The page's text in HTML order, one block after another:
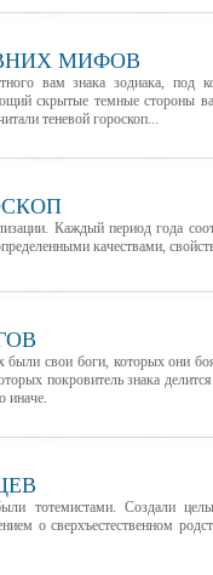
МИФОВ
вам знака зодиака, под
скрытые темные стороны
теневой гороскоп...
Каждый период года
качествами,
свои боги, которых они
покровитель знака
иначе.
тотемистами. Создали
о сверхъестественном